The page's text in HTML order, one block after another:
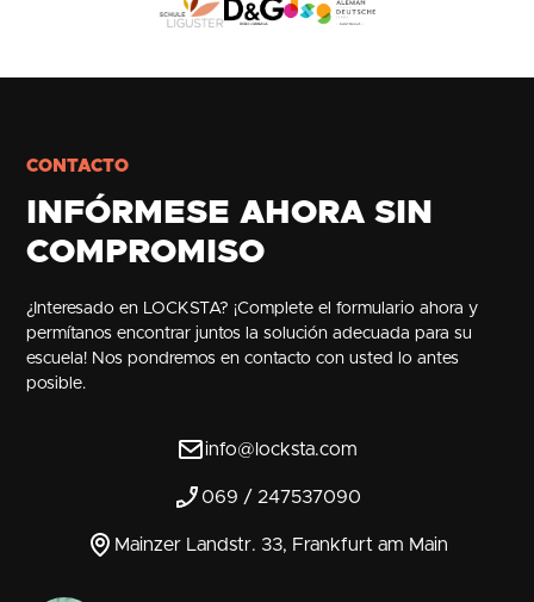
CONTACTO
INFÓRMESE AHORA SIN
COMPROMISO
¿Interesado en LOCKSTA? ¡Complete el formulario ahora y
permítanos encontrar juntos la solución adecuada para su
escuela! Nos pondremos en contacto con usted lo antes
posible.
info@locksta.com
069 / 247537090
Mainzer Landstr. 33, Frankfurt am Main